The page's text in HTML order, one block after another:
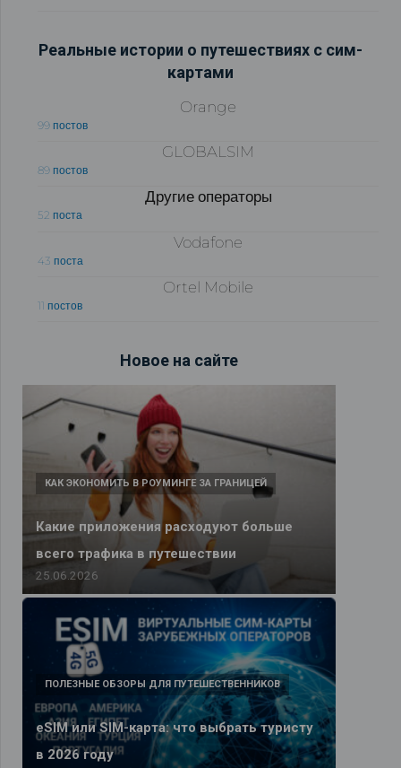
Реальные истории о путешествиях с сим-
картами
Orange
99 постов
GLOBALSIM
89 постов
Другие операторы
52 поста
Vodafone
43 поста
Ortel Mobile
11 постов
Новое на сайте
Какие приложения расходуют больше
всего трафика в путешествии
КАК ЭКОНОМИТЬ В РОУМИНГЕ ЗА ГРАНИЦЕЙ
25.06.2026
eSIM или SIM-карта: что выбрать туристу
в 2026 году
ПОЛЕЗНЫЕ ОБЗОРЫ ДЛЯ ПУТЕШЕСТВЕННИКОВ